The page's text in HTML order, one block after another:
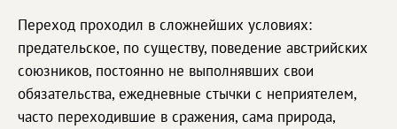
Переход проходил в сложнейших условиях:
предательское, по существу, поведение австрийских
союзников, постоянно не выполнявших свои
обязательства, ежедневные стычки с неприятелем,
часто переходившие в сражения, сама природа,